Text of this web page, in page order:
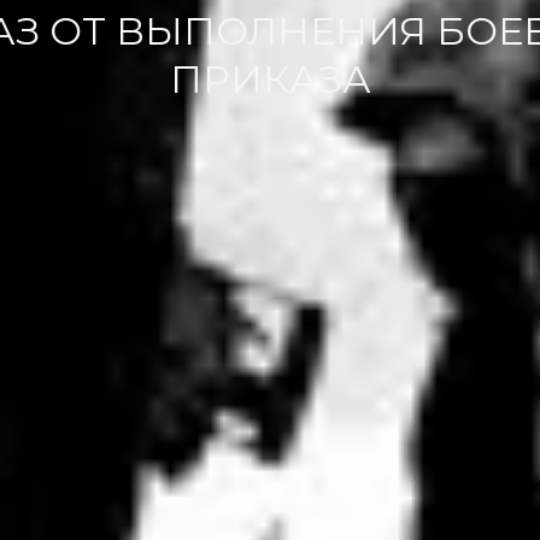
ОТ ВЫПОЛНЕНИЯ
ПРИКАЗА